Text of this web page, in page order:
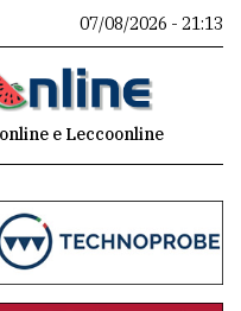
07/08/2026 - 21:13
e Leccoonline